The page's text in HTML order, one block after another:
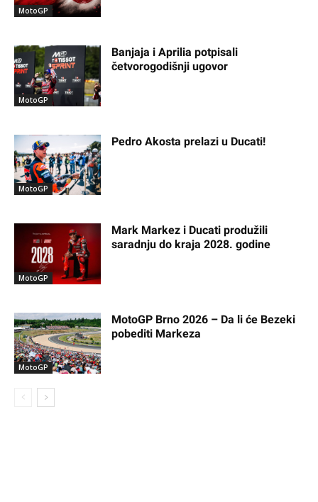
MotoGP
MotoGP
Banjaja i Aprilia potpisali
četvorogodišnji ugovor
MotoGP
Pedro Akosta prelazi u Ducati!
MotoGP
Mark Markez i Ducati produžili
saradnju do kraja 2028. godine
MotoGP
MotoGP Brno 2026 – Da li će Bezeki
pobediti Markeza